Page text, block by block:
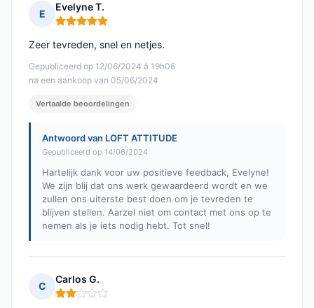
E
Evelyne T.
Opmerking: 5 van 5
Gepubliceerd op 12/06/2024 à 19h06
na een aankoop van 05/06/2024
Zeer tevreden, snel en netjes.
Vertaalde beoordelingen
Antwoord van LOFT ATTITUDE
Gepubliceerd op 14/06/2024
Hartelijk dank voor uw positieve feedback, Evelyne!
We zijn blij dat ons werk gewaardeerd wordt en we
zullen ons uiterste best doen om je tevreden te
blijven stellen. Aarzel niet om contact met ons op te
nemen als je iets nodig hebt. Tot snel!
C
Carlos G.
Opmerking: 2 van 5